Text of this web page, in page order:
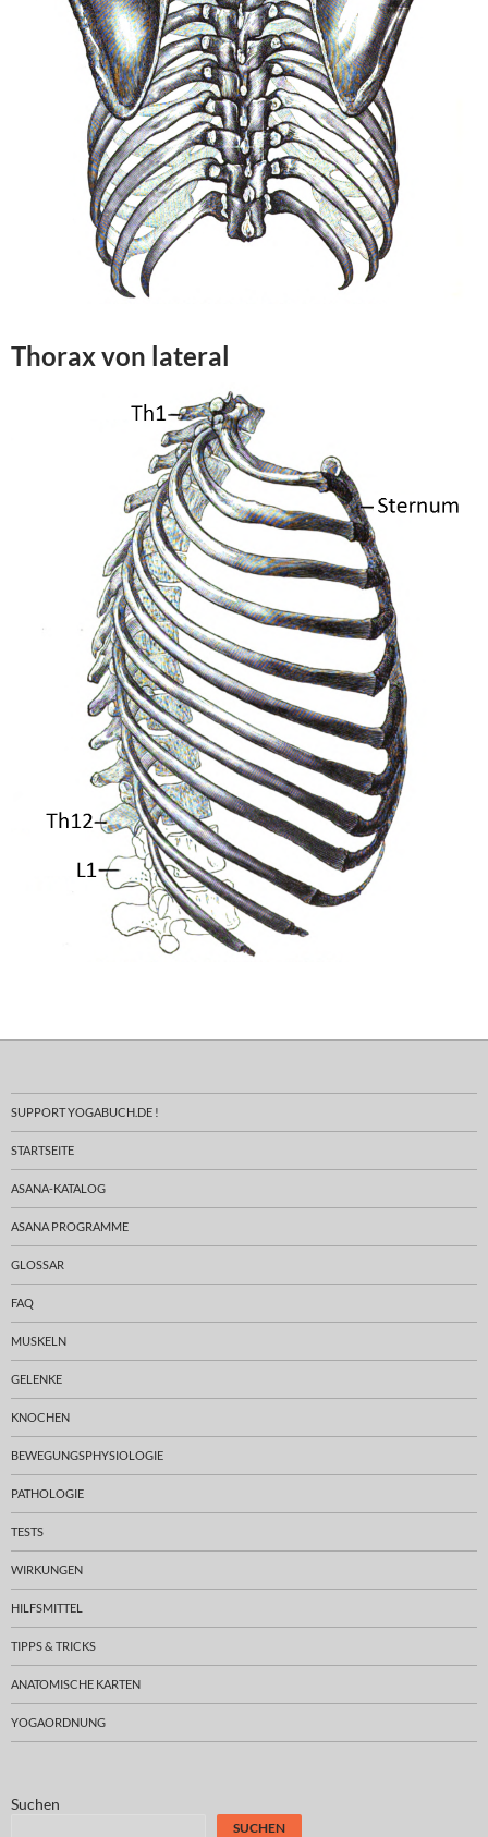
Thorax von lateral
SUPPORT YOGABUCH.DE !
STARTSEITE
ASANA-KATALOG
ASANA PROGRAMME
GLOSSAR
FAQ
MUSKELN
GELENKE
KNOCHEN
BEWEGUNGSPHYSIOLOGIE
PATHOLOGIE
TESTS
WIRKUNGEN
HILFSMITTEL
TIPPS & TRICKS
ANATOMISCHE KARTEN
YOGAORDNUNG
Suchen
SUCHEN